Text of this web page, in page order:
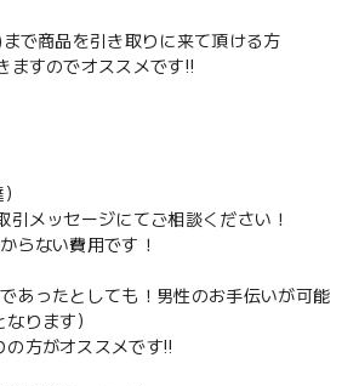
で商品を引き取りに来て頂ける方
ますのでオススメです‼️
メッセージにてご相談ください！
らない費用です！
あったとしても！男性のお手伝いが可能
ります）
方がオススメです‼️